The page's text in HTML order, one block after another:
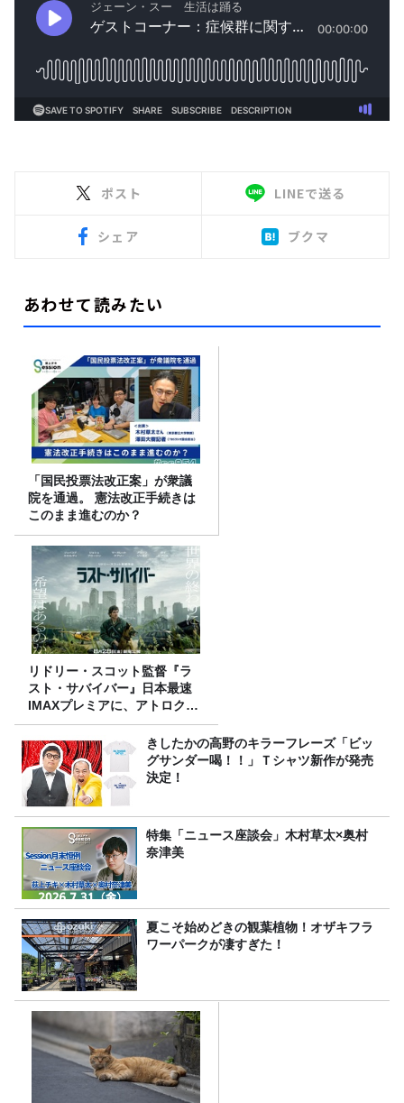
ポスト LINEで送る
シェア ブクマ
あわせて読みたい
「国民投票法改正案」が衆議
院を通過。 憲法改正手続きは
このまま進むのか？
リドリー・スコット監督『ラ
スト・サバイバー』日本最速
IMAXプレミアに、アトロクリ
スナー60名をご招待！
きしたかの高野のキラーフレーズ「ビッ
グサンダー喝！！」Ｔシャツ新作が発売
決定！
特集「ニュース座談会」木村草太×奥村
奈津美
夏こそ始めどきの観葉植物！オザキフラ
ワーパークが凄すぎた！